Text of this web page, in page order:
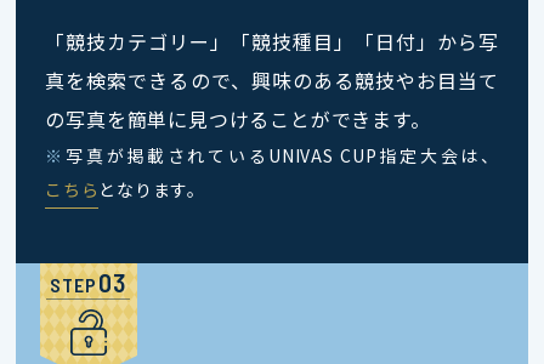
「競技カテゴリー」「競技種目」「日付」から写
真を検索できるので、興味のある競技やお目当て
の写真を簡単に見つけることができます。
※ 写真が掲載されているUNIVAS CUP指定大会は、
こちら となります。
STEP